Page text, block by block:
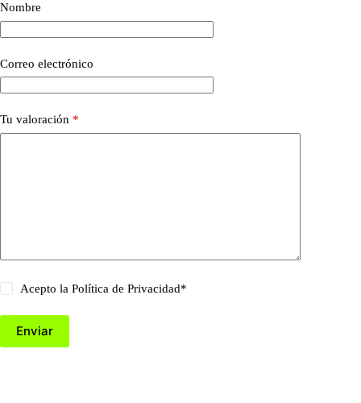
Nombre
Correo electrónico
Tu valoración *
Acepto laPolítica de Privacidad*
Enviar